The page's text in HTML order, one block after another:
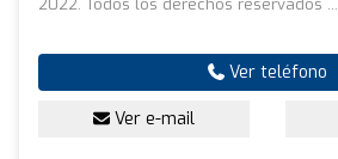
2022. Todos los derechos reservados ...
Ver teléfono
Ver e-mail